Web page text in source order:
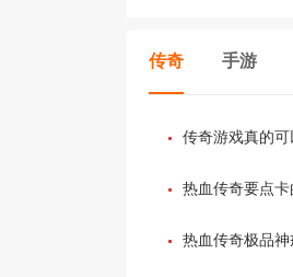
传奇 手游
传奇游戏真的
热血传奇要点
热血传奇极品